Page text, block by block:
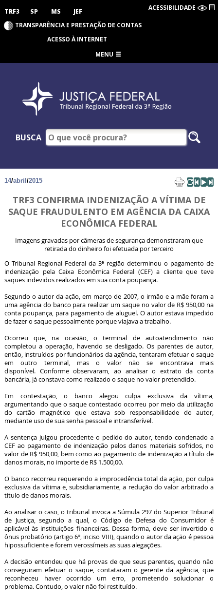
TRF3 SP MS JEF ACESSIBILIDADE
TRANSPARÊNCIA E PRESTAÇÃO DE CONTAS
ACESSO À INTERNET
MENU
BUSCA
14/abril /2015
TRF3 CONFIRMA INDENIZAÇÃO A VÍTIMA DE
SAQUE FRAUDULENTO EM AGÊNCIA DA CAIXA
ECONÔMICA FEDERAL
Imagens gravadas por câmeras de segurança demonstraram que
retirada do dinheiro foi efetuada por terceiro
O Tribunal Regional Federal da 3ª região determinou o pagamento de
indenização pela Caixa Econômica Federal (CEF) a cliente que teve
saques indevidos realizados em sua conta poupança.
Segundo o autor da ação, em março de 2007, o irmão e a mãe foram a
uma agência do banco para realizar um saque no valor de R$ 950,00 na
conta poupança, para pagamento de aluguel. O autor estava impedido
de fazer o saque pessoalmente porque viajava a trabalho.
Ocorreu que, na ocasião, o terminal de autoatendimento não
completou a operação, havendo se desligado. Os parentes de autor,
então, instruídos por funcionários da agência, tentaram efetuar o saque
em outro terminal, mas o valor não se encontrava mais
disponível. Conforme observaram, ao analisar o extrato da conta
bancária, já constava como realizado o saque no valor pretendido.
Em contestação, o banco alegou culpa exclusiva da vítima,
argumentando que o saque contestado ocorreu por meio da utilização
do cartão magnético que estava sob responsabilidade do autor,
mediante uso de sua senha pessoal e intransferível.
A sentença julgou procedente o pedido do autor, tendo condenado a
CEF ao pagamento de indenização pelos danos materiais sofridos, no
valor de R$ 950,00, bem como ao pagamento de indenização a título de
danos morais, no importe de R$ 1.500,00.
O banco recorreu requerendo a improcedência total da ação, por culpa
exclusiva da vítima e, subsidiariamente, a redução do valor arbitrado a
título de danos morais.
Ao analisar o caso, o tribunal invoca a Súmula 297 do Superior Tribunal
de Justiça, segundo a qual, o Código de Defesa do Consumidor é
aplicável às instituições financeiras. Dessa forma, deve ser invertido o
ônus probatório (artigo 6º, inciso VIII), quando o autor da ação é pessoa
hipossuficiente e forem verossímeis as suas alegações.
A decisão entendeu que há provas de que seus parentes, quando não
conseguiram efetuar o saque, contataram o gerente da agência, que
reconheceu haver ocorrido um erro, prometendo solucionar o
problema. Contudo, o valor não foi restituído.